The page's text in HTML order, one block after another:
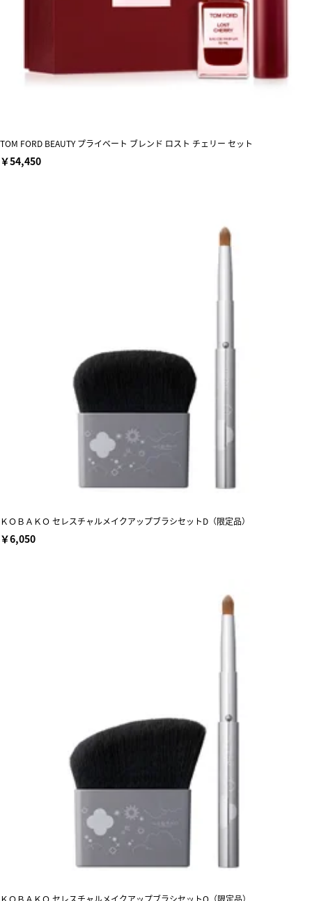
TOM FORD BEAUTY プライベート ブレンド ロスト チェリー セット
￥54,450
ＫＯＢＡＫＯ セレスチャルメイクアップブラシセットD（限定品）
￥6,050
ＫＯＢＡＫＯ セレスチャルメイクアップブラシセットO（限定品）